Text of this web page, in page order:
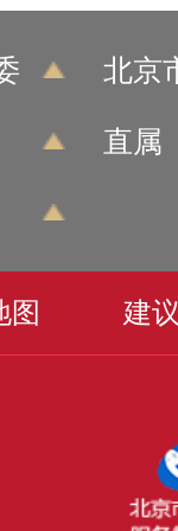
北京
直属
图 建